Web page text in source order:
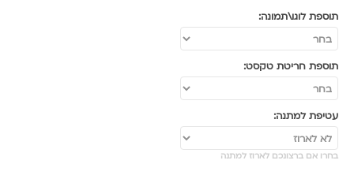
תוספת לוגו\תמונה:
תוספת חריטת טקסט:
עטיפת למתנה:
בחרו אם ברצונכם לארוז למתנה